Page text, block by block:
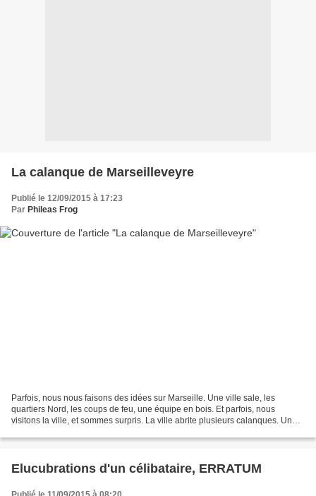
La calanque de Marseilleveyre
Publié le 12/09/2015 à 17:23
Par Phileas Frog
Parfois, nous nous faisons des idées sur Marseille. Une ville sale, les
quartiers Nord, les coups de feu, une équipe en bois. Et parfois, nous
visitons la ville, et sommes surpris. La ville abrite plusieurs calanques. Une
Elucubrations d'un célibataire, ERRATUM